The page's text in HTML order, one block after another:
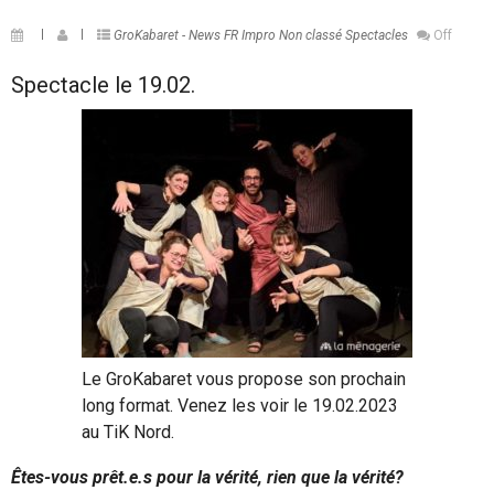
GroKabaret - News FR Impro Non classé Spectacles Off
Spectacle le 19.02.
Le GroKabaret vous propose son prochain
long format. Venez les voir le 19.02.2023
au TiK Nord.
Êtes-vous prêt.e.s pour la vérité, rien que la vérité?